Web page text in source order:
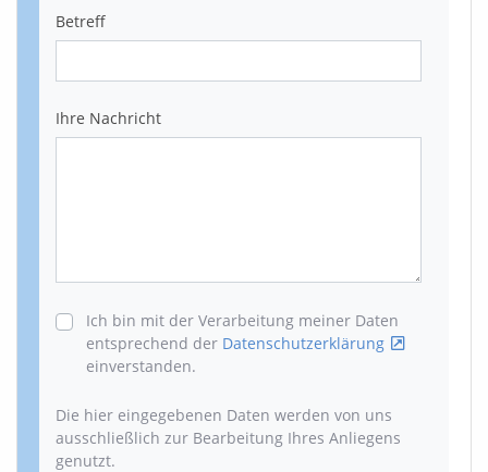
Betreff
Ihre Nachricht
Ich bin mit der Verarbeitung meiner Daten
entsprechend der Datenschutzerklärung
einverstanden.
Die hier eingegebenen Daten werden von uns
ausschließlich zur Bearbeitung Ihres Anliegens
genutzt.